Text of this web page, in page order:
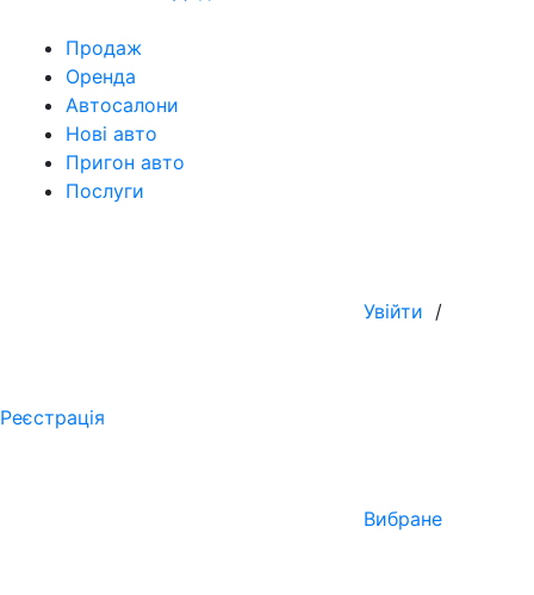
Продаж
Оренда
Автосалони
Нові авто
Пригон авто
Послуги
Увійти /
Реєстрація
Вибране